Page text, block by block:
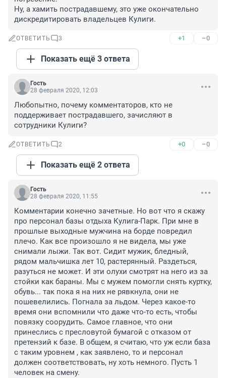
Ну, а хамить пострадавшему, это уже окончательно
дискредитировать владельцев Кулиги.
ОТВЕТИТЬ 3 +1 –0
Показать ещё 3 ответа
Гость
28 февраля 2020, 12:03
Любопытно, почему комментаторов, кто не
поддерживает пострадавшего, зачисляют в
сотрудники Кулиги?
ОТВЕТИТЬ 2 +0 –0
Показать ещё 2 ответа
Гость
28 февраля 2020, 11:55
Комментарии конечно зачетные. Но вот что я скажу
про персонал базы отдыха Кулига-Парк. При мне в
прошлые выходные мужчина на борде повредил
плечо. Как все произошло я не видела, мы уже
снимали лыжи. Так вот. Сидит мужик, бледный,
рядом мальчишка лет 10, растерянный. Раздеться,
разуться не может. И эти олухи смотрят на него из за
стойки как бараны. Мы с мужем помогли снять куртку,
обувь... так пока я на них не рявкнула, они не
пошевелились. Погнала за льдом. Через какое-то
время они вспомнили что даже что-то есть, чтобы
повязку соорудить. Самое главное, что они
принеслись с пресловутой бумагой с отказом от
претензий к базе. В общем, я считаю, что уж если база
с таким уровнем , как заявлено, то и персонал
должен соответствовать, ну хоть немного. Пусть 1
человек на смену.